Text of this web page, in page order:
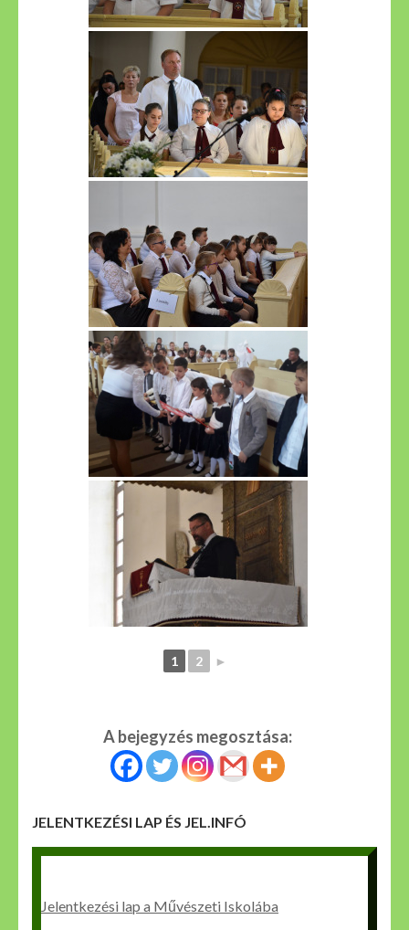
1 2 ►
A bejegyzés megosztása:
JELENTKEZÉSI LAP ÉS JEL.INFÓ
Jelentkezési lap a Művészeti Iskolába